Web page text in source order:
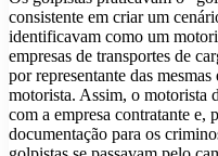
consistente em criar um
identificavam como um
empresas de transportes de
por representante das
motorista. Assim, o motorista
com a empresa contratante e,
documentação para os